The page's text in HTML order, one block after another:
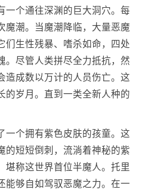
一个通往深渊的巨大洞穴。每
魔潮。当魔潮降临，大量恶魔
们生性残暴、嗜杀如命，四处
。尽管人类拼尽全力抵抗，然
造成数以万计的人员伤亡。这
的岁月。直到一类全新人种的
一个拥有紫色皮肤的孩童。这
的短短倒刺，流淌着神秘的紫
堪称这世界首位半魔人。托里
能够自如驾驭恶魔之力。在一